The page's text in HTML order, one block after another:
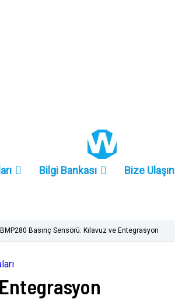
Bilgi Bankası Bize Ulaşın
BMP280 Basınç Sensörü: Kılavuz ve Entegrasyon